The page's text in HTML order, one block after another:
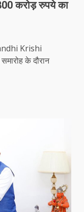
करोड़ रुपये का
Krishi
के दौरान